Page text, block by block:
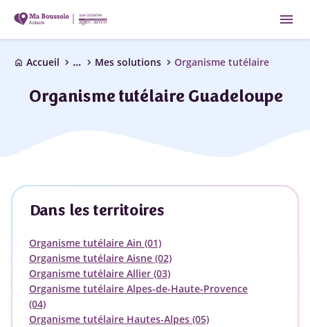
menu
home Accueil chevron_right ... chevron_right Mes solutions chevron_right Organisme tutélaire
Organisme tutélaire Guadeloupe
Dans les territoires
Organisme tutélaire Ain (01)
Organisme tutélaire Aisne (02)
Organisme tutélaire Allier (03)
Organisme tutélaire Alpes-de-Haute-Provence
(04)
Organisme tutélaire Hautes-Alpes (05)